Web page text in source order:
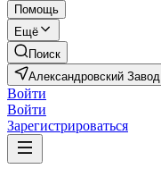
Помощь
Ещё
Поиск
Александровский Завод
Войти
Войти
Зарегистрироваться